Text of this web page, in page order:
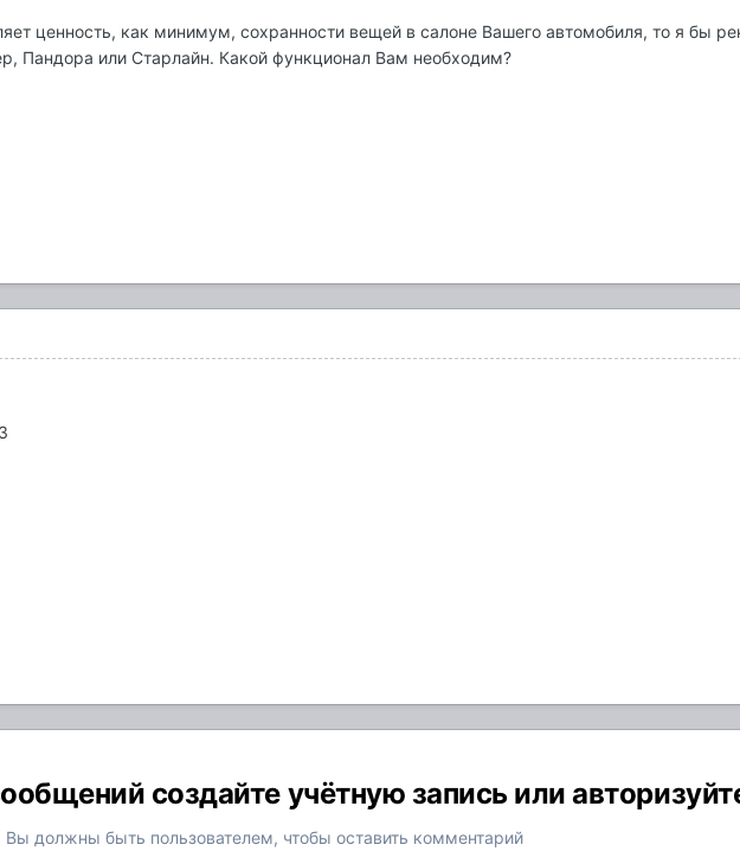
ценность, как минимум, сохранности вещей в салоне Вашего автомобиля, то я бы
Пандора или Старлайн. Какой функционал Вам необходим?
создайте учётную запись или
Вы должны быть пользователем, чтобы оставить комментарий